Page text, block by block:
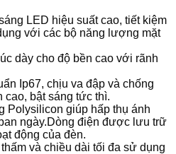
LED hiệu suất cao, tiết kiệm
với các bộ năng lượng mặt
dày cho độ bền cao với rãnh
Ip67, chịu va đập và chống
cao, bật sáng tức thì.
Polysilicon giúp hấp thụ ánh
ngày.Dòng điện được lưu trữ
động của đèn.
và chiều dài tối đa sử dụng